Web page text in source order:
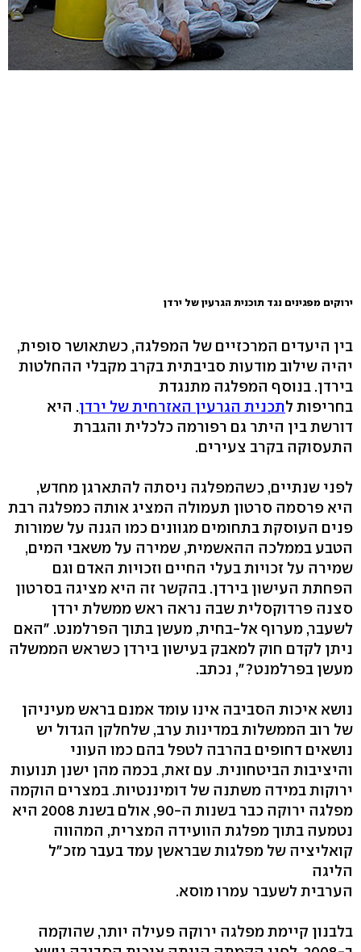
ירוקים מפגינים נגד תוכנית הגרעין של ירדן
בין היעדים המרכזיים של המפלגה, כשתאושר סופית,
יהיה שילוב מודעות סביבתית בקרב מקבלי ההחלטות
בירדן. בנוסף המפלגה מתנגדת
בחריפות לתכנית הגרעין האזרחית של ירדן. היא
דורשת בין היתר גם רפורמה כלכלית והגברת
התעסוקה בקרב צעירים.
לפני שנתיים, כשהמפלגה ניסתה להתארגן מחדש,
היא פרסמה סרטון תעמולה המציג אותה כמפלגה רבת
פנים העוסקת בתחומים מגוונים כמו הגנה על שמורות
הטבע בממלכה ההאשמית, שמירה על משאבי המים,
שמירה על זכויות בעלי החיים וזכויות האדם וגם
הפחתת העישון בירדן. בהקשר זה היא מציגה בסרטון
סצנה פרדוקסלית שבה נראה ראש ממשלת ירדן
לשעבר, מערוף אל-בחית, מעשן בתוך הפרלמנט. "האם
ניתן לקדם חוק למאבק בעישון בירדן כשראש הממשלה
מעשן בפרלמנט?", נכתב.
נושא איכות הסביבה אינו עומד אמנם בראש מעיניהן
של רוב הממשלות במדינות ערב, שלחלקן הגדול יש
נושאים דחופים בהרבה לטפל בהם כמו העוני
והיציבות הביטחונית. עם זאת, בכמה מהן ישנן תנועות
ירוקות במידה משתנה של דומיננטיות. במצרים הוקמה
מפלגה ירוקה כבר בשנות ה-90, אולם בשנת 2008 היא
נטמעה בתוך מפלגת הוועידה המצרית, המהווה
קואליציה של מפלגות שבראשן עמד בעבר מזכ"ל
הליגה
הערבית לשעבר עמרו מוסא.
בלבנון קיימת מפלגה ירוקה פעילה יותר, שהוקמה